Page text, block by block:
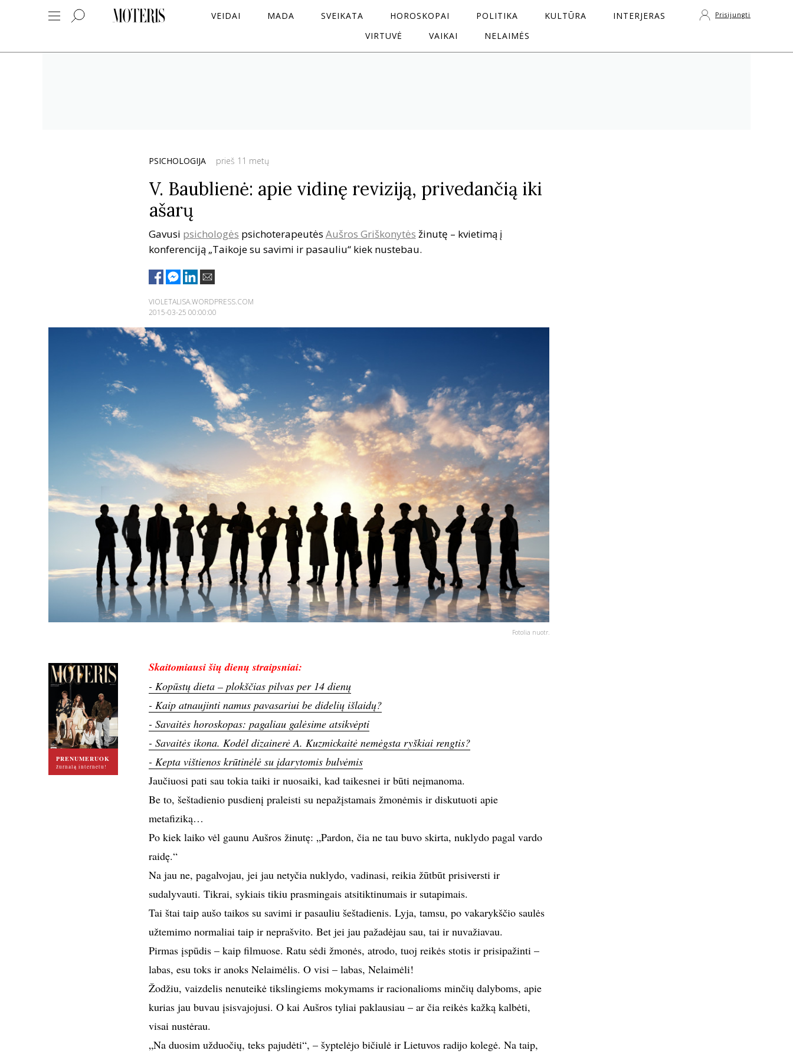
VEIDAI MADA SVEIKATA HOROSKOPAI POLITIKA KULTŪRA
INTERJERAS
VIRTUVĖ
VAIKAI NELAIMĖS
Prisijungti
PSICHOLOGIJA prieš 11 metų
V. Baublienė: apie vidinę reviziją, privedančią iki
ašarų
Gavusi psichologės psichoterapeutės Aušros Griškonytės žinutę – kvietimą į
konferenciją „Taikoje su savimi ir pasauliu“ kiek nustebau.
VIOLETALISA.WORDPRESS.COM
2015-03-25 00:00:00
Fotolia nuotr.
PRENUMERUOK
žurnalą internetu!
Skaitomiausi šių dienų straipsniai:
- Kopūstų dieta – plokščias pilvas per 14 dienų
- Kaip atnaujinti namus pavasariui be didelių išlaidų?
- Savaitės horoskopas: pagaliau galėsime atsikvėpti
- Savaitės ikona. Kodėl dizainerė A. Kuzmickaitė nemėgsta ryškiai rengtis?
- Kepta vištienos krūtinėlė su įdarytomis bulvėmis
Jaučiuosi pati sau tokia taiki ir nuosaiki, kad taikesnei ir būti neįmanoma.
Be to, šeštadienio pusdienį praleisti su nepažįstamais žmonėmis ir diskutuoti apie
metafiziką…
Po kiek laiko vėl gaunu Aušros žinutę: „Pardon, čia ne tau buvo skirta, nuklydo pagal vardo
raidę.“
Na jau ne, pagalvojau, jei jau netyčia nuklydo, vadinasi, reikia žūtbūt prisiversti ir
sudalyvauti. Tikrai, sykiais tikiu prasmingais atsitiktinumais ir sutapimais.
Tai štai taip aušo taikos su savimi ir pasauliu šeštadienis. Lyja, tamsu, po vakarykščio saulės
užtemimo normaliai taip ir neprašvito. Bet jei jau pažadėjau sau, tai ir nuvažiavau.
Pirmas įspūdis – kaip filmuose. Ratu sėdi žmonės, atrodo, tuoj reikės stotis ir prisipažinti –
labas, esu toks ir anoks Nelaimėlis. O visi – labas, Nelaimėli!
Žodžiu, vaizdelis nenuteikė tikslingiems mokymams ir racionalioms minčių dalyboms, apie
kurias jau buvau įsisvajojusi. O kai Aušros tyliai paklausiau – ar čia reikės kažką kalbėti,
visai nustėrau.
„Na duosim užduočių, teks pajudėti“, – šyptelėjo bičiulė ir Lietuvos radijo kolegė. Na taip,